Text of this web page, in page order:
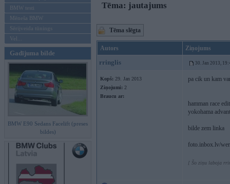
BMW testi
Mēneša BMW
Sērijveida tūnings
Vel...
Gadījuma bilde
BMW E90 Sedans Facelift (preses
bildes)
Tēma: jautajums
Tēma slēgta
Autors Ziņojums
rringlis 30. Jan 2013,
Kopš: 29. Jan 2013
Ziņojumi: 2
Braucu ar:
pa cik un kam
hamman race
yokohama
bilde zem linka
foto.inbox.lv/
[ Šo ziņu laboja